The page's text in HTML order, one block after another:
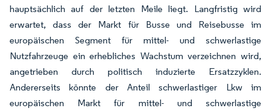
hauptsächlich auf der letzten Meile liegt. Langfristig wird
erwartet, dass der Markt für Busse und Reisebusse im
europäischen Segment für mittel- und schwerlastige
Nutzfahrzeuge ein erhebliches Wachstum verzeichnen wird,
angetrieben durch politisch induzierte Ersatzzyklen.
Andererseits könnte der Anteil schwerlastiger Lkw im
europäischen Markt für mittel- und schwerlastige